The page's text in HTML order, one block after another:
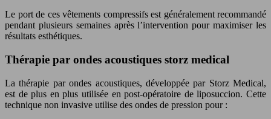
Le port de ces vêtements compressifs est généralement recommandé
pendant plusieurs semaines après l’intervention pour maximiser les
résultats esthétiques.
Thérapie par ondes acoustiques storz medical
La thérapie par ondes acoustiques, développée par Storz Medical,
est de plus en plus utilisée en post-opératoire de liposuccion. Cette
technique non invasive utilise des ondes de pression pour :